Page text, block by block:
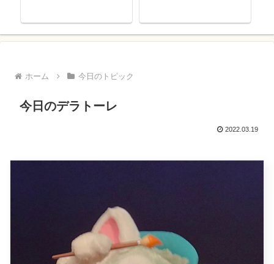
ホーム 今日のトピック
今日のデラトーレ
2022.03.19